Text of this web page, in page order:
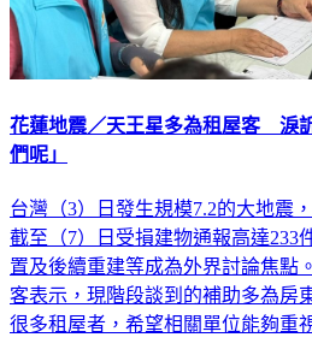
花蓮地震／天王星多為租屋客 淚
們呢」
台灣（3）日發生規模7.2的大地震
截至（7）日受損建物通報高達233
置及後續重建等成為外界討論焦點
客表示，現階段談到的補助多為房
很多租屋者，希望相關單位能夠重